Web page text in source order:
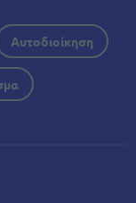
Αυτοδιοίκηση